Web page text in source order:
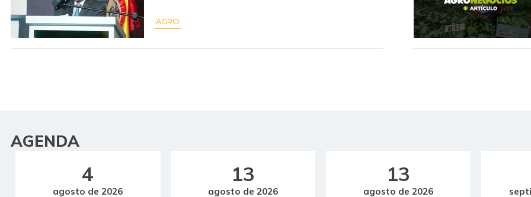
Café instantáneo
Café molido
Cebolla junca
Cebolla larga
AGRO
AGENDA
4
agosto de 2026
13
agosto de 2026
13
agosto de 2026